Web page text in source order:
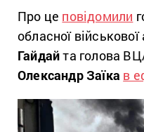
Про це повідомили
обласної військової
Гайдайта голова
Олександр Заїка в